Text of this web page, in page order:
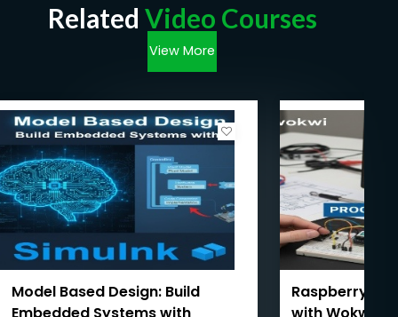
Related Video Courses
View More
Model Based Design: Build
Embedded Systems with
Raspberry Pi
with Wokwi